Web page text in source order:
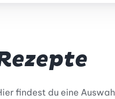
findest du eine